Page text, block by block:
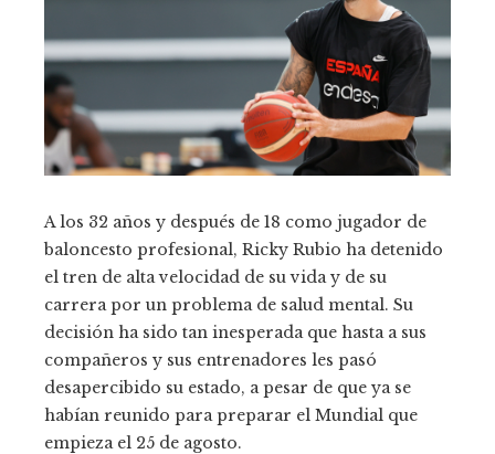
A los 32 años y después de 18 como jugador de
baloncesto profesional, Ricky Rubio ha detenido
el tren de alta velocidad de su vida y de su
carrera por un problema de salud mental. Su
decisión ha sido tan inesperada que hasta a sus
compañeros y sus entrenadores les pasó
desapercibido su estado, a pesar de que ya se
habían reunido para preparar el Mundial que
empieza el 25 de agosto.